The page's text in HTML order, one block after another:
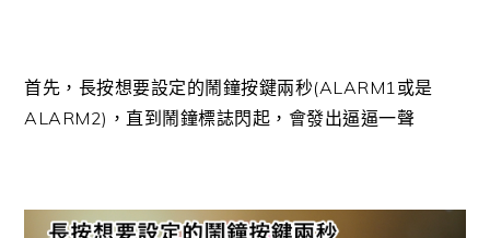
首先，長按想要設定的鬧鐘按鍵兩秒(ALARM1或是
ALARM2)，直到鬧鐘標誌閃起，會發出逼逼一聲